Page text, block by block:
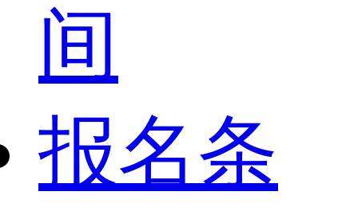
间
报名条